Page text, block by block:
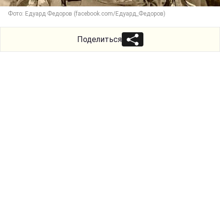
Фото: Едуард Федоров (facebook.com/Едуард_Федоров)
Поделиться